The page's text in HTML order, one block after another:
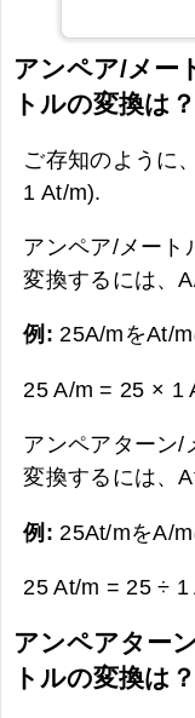
アンペア/メー
トルの変換は？
ご存知のように
1 At/m).
アンペア/メート
変換するには、
例:25A/mをAt/
25 A/m = 25 × 1
アンペアターン/
変換するには、
例: 25At/mをA/
25 At/m = 25 ÷ 1
アンペアター
トルの変換は？